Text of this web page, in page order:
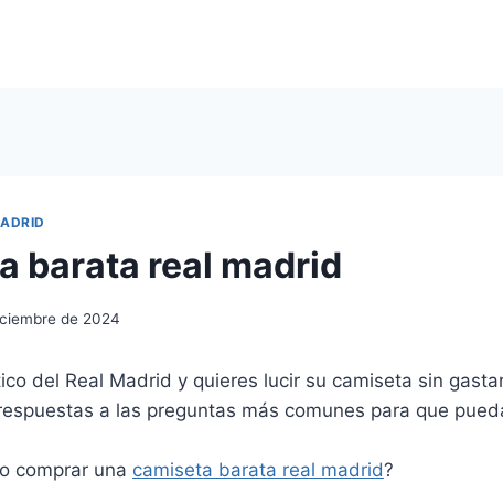
barata real madrid
de 2024
del Real Madrid y quieres lucir su camiseta sin
a las preguntas más comunes para que
comprar una camiseta barata real madrid?